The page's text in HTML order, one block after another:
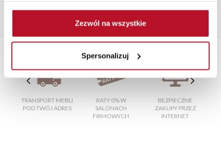
Zezwól na wszystkie
Spersonalizuj
stół kuchenny rozkładany|stoły okrągłe|łóżko
narozniki do spania codziennego
TRANSPORT MEBLI
POD TWÓJ ADRES
RATY 0% W
SALONACH
FIRMOWYCH
BEZPIECZNE
ZAKUPY PRZEZ
INTERNET